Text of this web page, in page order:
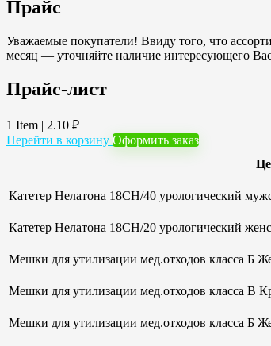
Прайс
Уважаемые покупатели! Ввиду того, что
месяц — уточняйте наличие интересующего
Прайс-лист
1 Item | 2.10 ₽
Перейти в корзину Оформить заказ
Катетер Нелатона 18CH/40 урологический
Катетер Нелатона 18CH/20 урологический
Мешки для утилизации мед.отходов класса Б
Мешки для утилизации мед.отходов класса
Мешки для утилизации мед.отходов класса